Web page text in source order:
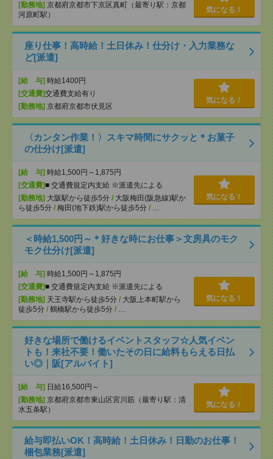
[勤務地] 京都府京都市下京区真町（最寄り駅：京都
河原町駅）
気になる！
座り仕事！高時給！土日休み！仕分け・入力業務な
ど[派遣]
[給 与] 時給1400円
[交通費]交通費支給有り
[勤務地] 京都府京都市伏見区
気になる！
〈カンタン作業！〉スキマ時間にサクッと＊お菓子
の仕分け[派遣]
[給 与] 時給1,500円～1,875円
[交通費]■ 交通費規定内支給 ※派遣先による
[勤務地] 大阪駅から徒歩5分 / 大阪梅田(阪急線)駅か
ら徒歩5分 / 梅田(地下鉄)駅から徒歩5分 / …
気になる！
＜時給1,500円～＊好きな時にお仕事＞文房具のモク
モク仕分け[派遣]
[給 与] 時給1,500円～1,875円
[交通費]■ 交通費規定内支給 ※派遣先による
[勤務地] 天王寺駅から徒歩5分 / 大阪上本町駅から
徒歩5分 / 鶴橋駅から徒歩5分 / …
気になる！
好きな場所で働けるイベントスタッフ☆人気イベン
トも！来社不要！働いたその日に給料もらえる日払
い◎｜阪[アルバイト]
[給 与] 日給16,500円～
[勤務地] 京都府京都市東山区宮川筋（最寄り駅：清
水五条駅）
気になる！
給与即払いOK！高時給！土日休み！日勤のお仕事！
梱包業務[派遣]